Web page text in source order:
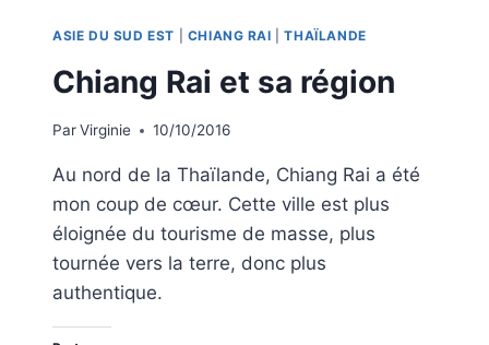
ASIE DU SUD EST CHIANG RAI |THAÏLANDE
Chiang Rai et sa région
ParVirginie 10/10/2016
Au nord de la Thaïlande, Chiang Rai a été
mon coup de cœur. Cette ville est plus
éloignée du tourisme de masse, plus
tournée vers la terre, donc plus
authentique.